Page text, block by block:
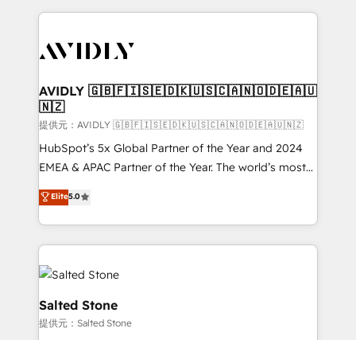
digital agency and an integrator. With over 115
CRM and webdesign (We focus on EMEA - USA
AVIDLY 🇬🇧🇫🇮🇸🇪🇩🇰🇺🇸🇨🇦🇳🇴🇩🇪🇦🇺
🇳🇿
提供元：AVIDLY 🇬🇧🇫🇮🇸🇪🇩🇰🇺🇸🇨🇦🇳🇴🇩🇪🇦🇺🇳🇿
HubSpot’s 5x Global Partner of the Year and 2024
EMEA & APAC Partner of the Year. The world’s most
experienced and fully accredited HubSpot Solutions
Partner. 🚀 With 2,750+ HubSpot projects delivered
and 370+ specialists across EMEA, APAC and NAM,
we de-risk complex CRM programmes and
accelerate ROI across every HubSpot Hub. 🧭 From
multi-region migrations to AI-powered automation,
we turn complexity into clarity, human at global
scale. 🏆 HubSpot’s CEO called us “the partner of the
Elite5.0
Salted Stone
提供元：Salted Stone